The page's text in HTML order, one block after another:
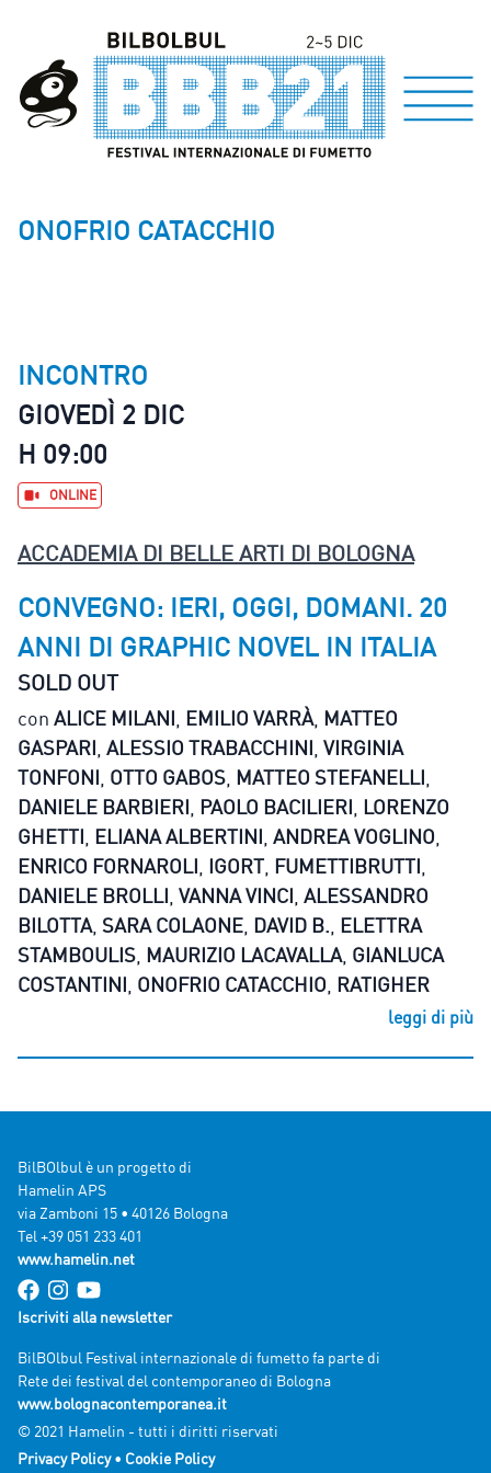
ONOFRIO CATACCHIO
INCONTRO
GIOVEDÌ 2 DIC
H 09:00
ONLINE
ACCADEMIA DI BELLE ARTI DI BOLOGNA
CONVEGNO: IERI, OGGI, DOMANI. 20
ANNI DI GRAPHIC NOVEL IN ITALIA
SOLD OUT
con ALICE MILANI EMILIO VARRÀ, MATTEO
GASPARI ALESSIO TRABACCHINI VIRGINIA
TONFONI OTTO GABOS MATTEO STEFANELLI
DANIELE BARBIERI PAOLO BACILIERI LORENZO
GHETTI ELIANA ALBERTINI ANDREA VOGLINO
ENRICO FORNAROLI IGORT FUMETTIBRUTTI
DANIELE BROLLI VANNA VINCI ALESSANDRO
BILOTTA, SARA COLAONE DAVID B. ELETTRA
STAMBOULIS MAURIZIO LACAVALLA, GIANLUCA
COSTANTINI ONOFRIO CATACCHIO RATIGHER
leggi di più
BilBOlbul è un progetto di
Hamelin APS
via Zamboni 15 • 40126 Bologna
Tel +39 051 233 401
www.hamelin.net
Iscriviti alla newsletter
BilBOlbul Festival internazionale di fumetto fa parte di
Rete dei festival del contemporaneo di Bologna
www.bolognacontemporanea.it
© 2021 Hamelin - tutti i diritti riservati
Privacy Policy• Cookie Policy